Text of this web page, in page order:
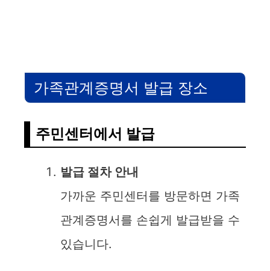
가족관계증명서 발급 장소
주민센터에서 발급
발급 절차 안내
가까운 주민센터를 방문하면 가족
관계증명서를 손쉽게 발급받을 수
있습니다.